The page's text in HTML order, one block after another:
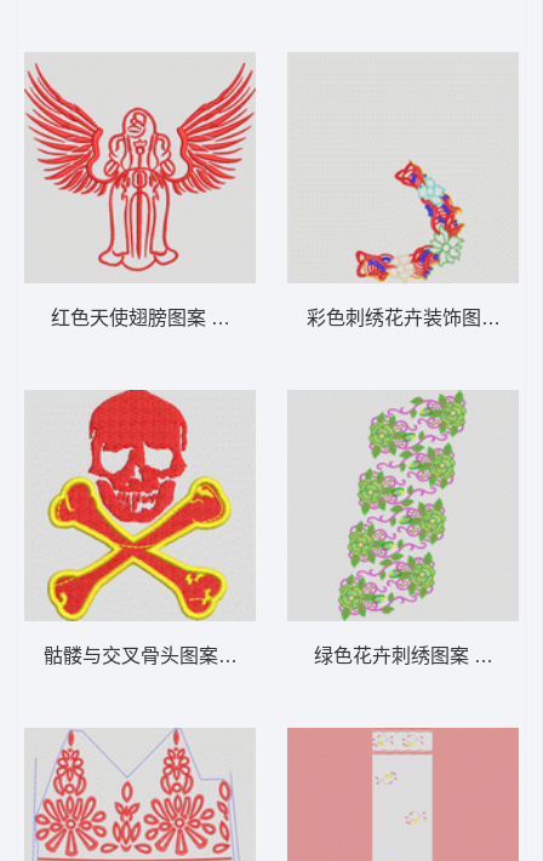
红色天使翅膀图案 翅膀
骷髅与交叉骨头图案 骷髅
彩色刺绣花卉装饰图案 领
绿色花卉刺绣图案 水溶朵